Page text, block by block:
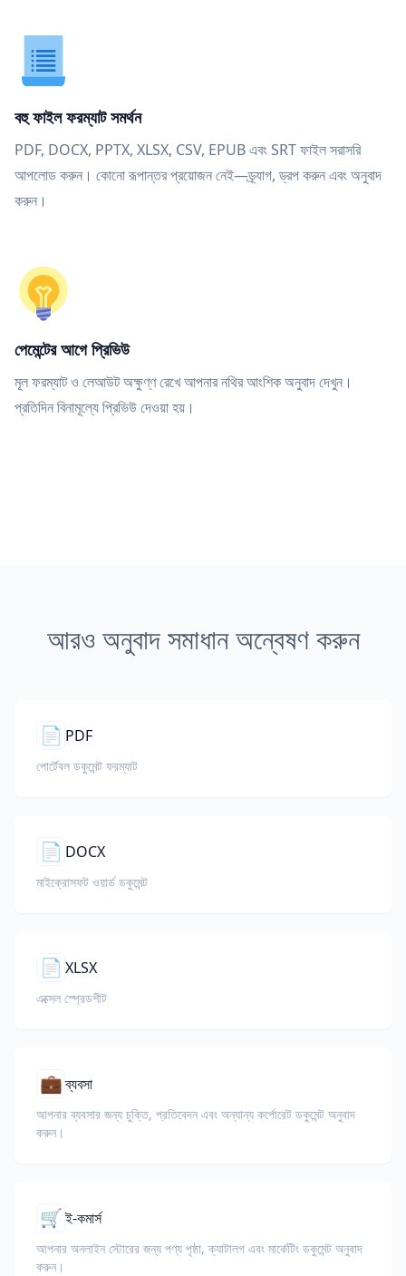
বহু ফাইল ফরম্যাট সমর্থন
PDF, DOCX, PPTX, XLSX, CSV, EPUB এবং SRT ফাইল সরাসরি
আপলোড করুন। কোনো রূপান্তর প্রয়োজন নেই—ড্র্যাগ, ড্রপ করুন এবং অনুবাদ
করুন।
পেমেন্টের আগে প্রিভিউ
মূল ফরম্যাট ও লেআউট অক্ষুণ্ণ রেখে আপনার নথির আংশিক অনুবাদ দেখুন।
প্রতিদিন বিনামূল্যে প্রিভিউ দেওয়া হয়।
আরও অনুবাদ সমাধান অন্বেষণ করুন
📄 PDF
পোর্টেবল ডকুমেন্ট ফরম্যাট
📄 DOCX
মাইক্রোসফট ওয়ার্ড ডকুমেন্ট
📄 XLSX
এক্সেল স্প্রেডশীট
💼ব্যবসা
আপনার ব্যবসার জন্য চুক্তি, প্রতিবেদন এবং অন্যান্য কর্পোরেট ডকুমেন্ট অনুবাদ
করুন।
🛒ই-কমার্স
আপনার অনলাইন স্টোরের জন্য পণ্য পৃষ্ঠা, ক্যাটালগ এবং মার্কেটিং ডকুমেন্ট অনুবাদ
করুন।